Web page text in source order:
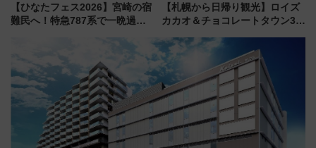
【ひなたフェス2026】宮崎の宿
難民へ！特急787系で一晩過ご
【札幌から日帰り観光】ロイズ
カカオ＆チョコレートタウン3周
詰め放題を開催、ロイズタウン
駅からのアクセスも